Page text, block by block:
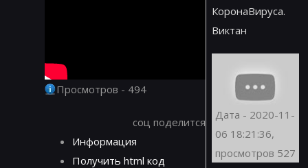
Просмотров - 494
соц поделится
Информация
Получить html код
КоронаВируса.
Виктан
Дата - 2020-11-
06 18:21:36,
просмотров 527